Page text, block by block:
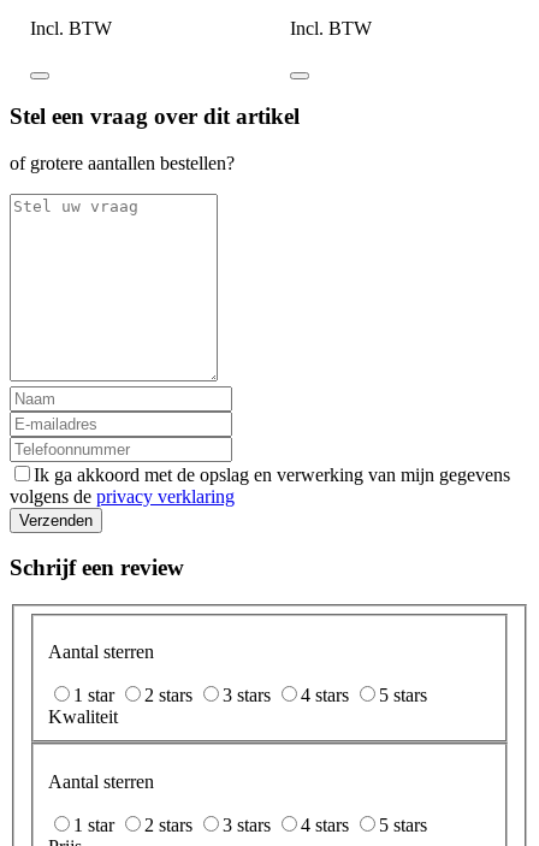
Incl. BTW
Incl. BTW
Stel een vraag over dit artikel
of grotere aantallen bestellen?
Ik ga akkoord met de opslag en verwerking van mijn gegevens
volgens de privacy verklaring
Verzenden
Schrijf een review
Aantal sterren
1 star 2 stars 3 stars 4 stars
5 stars
Kwaliteit
Aantal sterren
1 star 2 stars 3 stars 4 stars
5 stars